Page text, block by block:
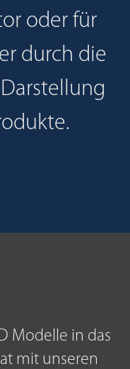
oder für
durch die
Modelle in das
mit unseren